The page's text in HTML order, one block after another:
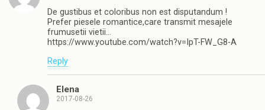
De gustibus et coloribus non est disputandum !
Prefer piesele romantice,care transmit mesajele
frumusetii vietii…
https://www.youtube.com/watch?v=IpT-FW_G8-A
Reply
Elena
2017-08-26